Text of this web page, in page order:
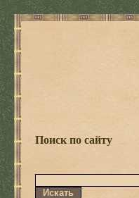
Поиск по сайту